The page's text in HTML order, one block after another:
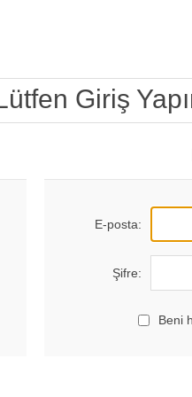
Giriş
E-posta:
Şifre:
Beni